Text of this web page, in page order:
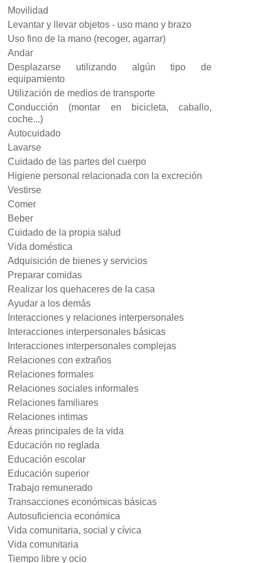
Movilidad
Levantar y llevar objetos - uso mano y brazo
Uso fino de la mano (recoger, agarrar)
Andar
Desplazarse utilizando algún tipo de
equipamiento
Utilización de medios de transporte
Conducción (montar en bicicleta, caballo,
coche...)
Autocuidado
Lavarse
Cuidado de las partes del cuerpo
Higiene personal relacionada con la excreción
Vestirse
Comer
Beber
Cuidado de la propia salud
Vida doméstica
Adquisición de bienes y servicios
Preparar comidas
Realizar los quehaceres de la casa
Ayudar a los demás
Interacciones y relaciones interpersonales
Interacciones interpersonales básicas
Interacciones interpersonales complejas
Relaciones con extraños
Relaciones formales
Relaciones sociales informales
Relaciones familiares
Relaciones intimas
Áreas principales de la vida
Educación no reglada
Educación escolar
Educación superior
Trabajo remunerado
Transacciones económicas básicas
Autosuficiencia económica
Vida comunitaria, social y cívica
Vida comunitaria
Tiempo libre y ocio